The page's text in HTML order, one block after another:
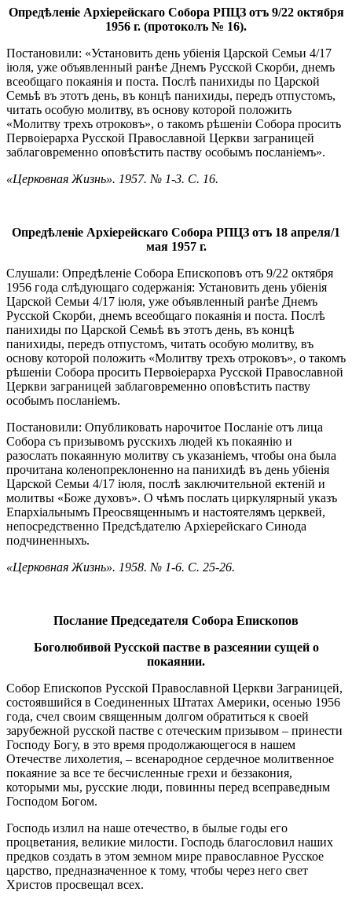
Опредѣленіе Архіерейскаго Собора РПЦЗ отъ 9/22 октября
1956 г. (протоколъ № 16).
Постановили: «Установить день убіенія Царской Семьи 4/17
іюля, уже объявленный ранѣе Днемъ Русской Скорби, днемъ
всеобщаго покаянія и поста. Послѣ панихиды по Царской
Семьѣ въ этотъ день, въ концѣ панихиды, передъ отпустомъ,
читать особую молитву, въ основу которой положить
«Молитву трехъ отроковъ», о такомъ рѣшеніи Собора просить
Первоіерарха Русской Православной Церкви заграницей
заблаговременно оповѣстить паству особымъ посланіемъ».
«Церковная Жизнь». 1957. № 1-3. С. 16.
Опредѣленіе Архіерейскаго Собора РПЦЗ отъ 18 апреля/1
мая 1957 г.
Слушали: Опредѣленіе Собора Епископовъ отъ 9/22 октября
1956 года слѣдующаго содержанія: Установить день убіенія
Царской Семьи 4/17 іюля, уже объявленный ранѣе Днемъ
Русской Скорби, днемъ всеобщаго покаянія и поста. Послѣ
панихиды по Царской Семьѣ въ этотъ день, въ концѣ
панихиды, передъ отпустомъ, читать особую молитву, въ
основу которой положить «Молитву трехъ отроковъ», о такомъ
рѣшеніи Собора просить Первоіерарха Русской Православной
Церкви заграницей заблаговременно оповѣстить паству
особымъ посланіемъ.
Постановили: Опубликовать нарочитое Посланіе отъ лица
Собора съ призывомъ русскихъ людей къ покаянію и
разослать покаянную молитву съ указаніемъ, чтобы она была
прочитана коленопреклоненно на панихидѣ въ день убіенія
Царской Семьи 4/17 іюля, послѣ заключительной ектеній и
молитвы «Боже духовъ». О чѣмъ послать циркулярный указъ
Епархіальнымъ Преосвященнымъ и настоятелямъ церквей,
непосредственно Предсѣдателю Архіерейскаго Синода
подчиненныхъ.
«Церковная Жизнь». 1958. № 1-6. С. 25-26.
Послание Председателя Собора Епископов
Боголюбивой Русской пастве в разсеянии сущей о
покаянии.
Собор Епископов Русской Православной Церкви Заграницей,
состоявшийся в Соединенных Штатах Америки, осенью 1956
года, счел своим священным долгом обратиться к своей
зарубежной русской пастве с отеческим призывом – принести
Господу Богу, в это время продолжающегося в нашем
Отечестве лихолетия, – всенародное сердечное молитвенное
покаяние за все те бесчисленные грехи и беззакония,
которыми мы, русские люди, повинны перед всеправедным
Господом Богом.
Господь излил на наше отечество, в былые годы его
процветания, великие милости. Господь благословил наших
предков создать в этом земном мире православное Русское
царство, предназначенное к тому, чтобы через него свет
Христов просвещал всех.